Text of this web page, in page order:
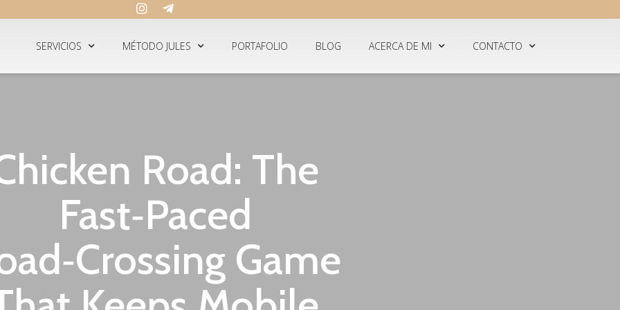
SERVICIOS MÉTODO JULES PORTAFOLIO BLOG ACERCA DE MI CONTACTO
Road: The
Fast‑Paced
Game